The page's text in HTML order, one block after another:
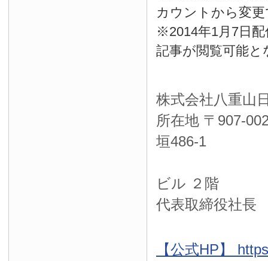
カウントから変
※2014年1月7日
記事が閲覧可能
株式会社八重山
所在地 〒 907-
垣486-1
ビル ２階
代表取締役社
【公式HP】